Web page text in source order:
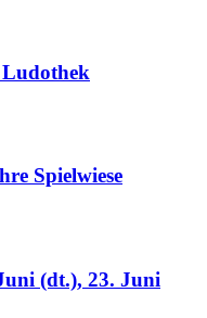
Spielwiese
(dt.), 23. Juni